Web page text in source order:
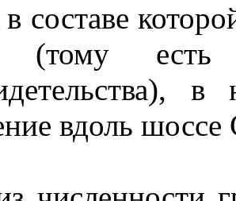
в составе
(тому
вдоль